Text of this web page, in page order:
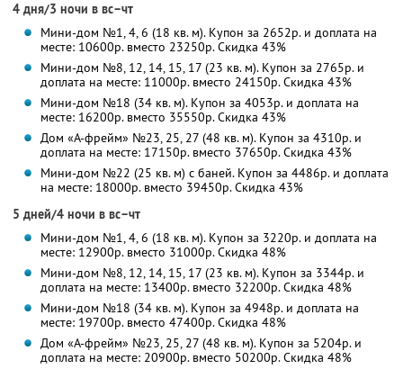
4 дня/3 ночи в вс–чт
Мини-дом №1, 4, 6 (18 кв. м). Купон за 2652р. и доплата на
месте: 10600р. вместо 23250р. Скидка 43%
Мини-дом №8, 12, 14, 15, 17 (23 кв. м). Купон за 2765р. и
доплата на месте: 11000р. вместо 24150р. Скидка 43%
Мини-дом №18 (34 кв. м). Купон за 4053р. и доплата на
месте: 16200р. вместо 35550р. Скидка 43%
Дом «А-фрейм» №23, 25, 27 (48 кв. м). Купон за 4310р. и
доплата на месте: 17150р. вместо 37650р. Скидка 43%
Мини-дом №22 (25 кв. м) с баней. Купон за 4486р. и доплата
на месте: 18000р. вместо 39450р. Скидка 43%
5 дней/4 ночи в вс–чт
Мини-дом №1, 4, 6 (18 кв. м). Купон за 3220р. и доплата на
месте: 12900р. вместо 31000р. Скидка 48%
Мини-дом №8, 12, 14, 15, 17 (23 кв. м). Купон за 3344р. и
доплата на месте: 13400р. вместо 32200р. Скидка 48%
Мини-дом №18 (34 кв. м). Купон за 4948р. и доплата на
месте: 19700р. вместо 47400р. Скидка 48%
Дом «А-фрейм» №23, 25, 27 (48 кв. м). Купон за 5204р. и
доплата на месте: 20900р. вместо 50200р. Скидка 48%